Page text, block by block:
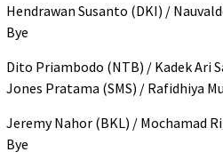
Hendrawan Susanto (DKI) /
Bye
Dito Priambodo (NTB) / Kadek Ari
Jones Pratama (SMS) / Rafidhiya
Jeremy Nahor (BKL) / Mochamad
Bye